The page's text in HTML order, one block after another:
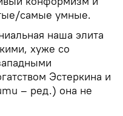
самые умные.
наша элита
хуже со
Эстеркина и
– ред.) она не